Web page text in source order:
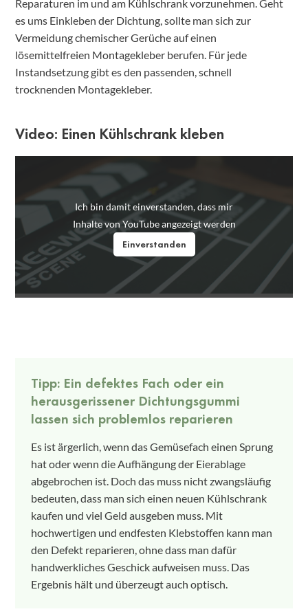
Reparaturen im und am Kühlschrank vorzunehmen. Geht
es ums Einkleben der Dichtung, sollte man sich zur
Vermeidung chemischer Gerüche auf einen
lösemittelfreien Montagekleber berufen. Für jede
Instandsetzung gibt es den passenden, schnell
trocknenden Montagekleber.
Video: Einen Kühlschrank kleben
Ich bin damit einverstanden, dass mir
Inhalte von YouTube angezeigt werden
Einverstanden
Tipp: Ein defektes Fach oder ein
herausgerissener Dichtungsgummi
lassen sich problemlos reparieren
Es ist ärgerlich, wenn das Gemüsefach einen Sprung
hat oder wenn die Aufhängung der Eierablage
abgebrochen ist. Doch das muss nicht zwangsläufig
bedeuten, dass man sich einen neuen Kühlschrank
kaufen und viel Geld ausgeben muss. Mit
hochwertigen und endfesten Klebstoffen kann man
den Defekt reparieren, ohne dass man dafür
handwerkliches Geschick aufweisen muss. Das
Ergebnis hält und überzeugt auch optisch.